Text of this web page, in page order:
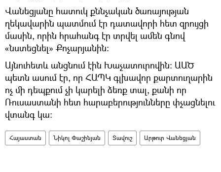
Վանեցյանը հատուկ քննչական ծառայության
ղեկավարին պատմում էր դատավորի հետ զրույցի
մասին, որին հրահանգ էր տրվել ամեն գնով
«նստեցնել» Քոչարյանին։
Այնուհետև անցնում էին Խաչատուրովին։ ԱԱԾ
պետն ասում էր, որ ՀԱՊԿ գլխավոր քարտուղարին
ոչ մի դեպքում չի կարելի ձեռք տալ, քանի որ
Ռուսաստանի հետ հարաբերությունները փչացնելու
վտանգ կա։
Հայաստան Նիկոլ Փաշինյան Տավուշ Արթուր Վանեցյան